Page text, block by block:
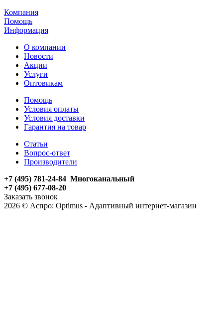
Компания
Помощь
Информация
О компании
Новости
Акции
Услуги
Оптовикам
Помощь
Условия оплаты
Условия доставки
Гарантия на товар
Статьи
Вопрос-ответ
Производители
+7 (495) 781-24-84 Многоканальный
+7 (495) 677-08-20
Заказать звонок
2026 © Аспро: Optimus - Адаптивный интернет-магазин